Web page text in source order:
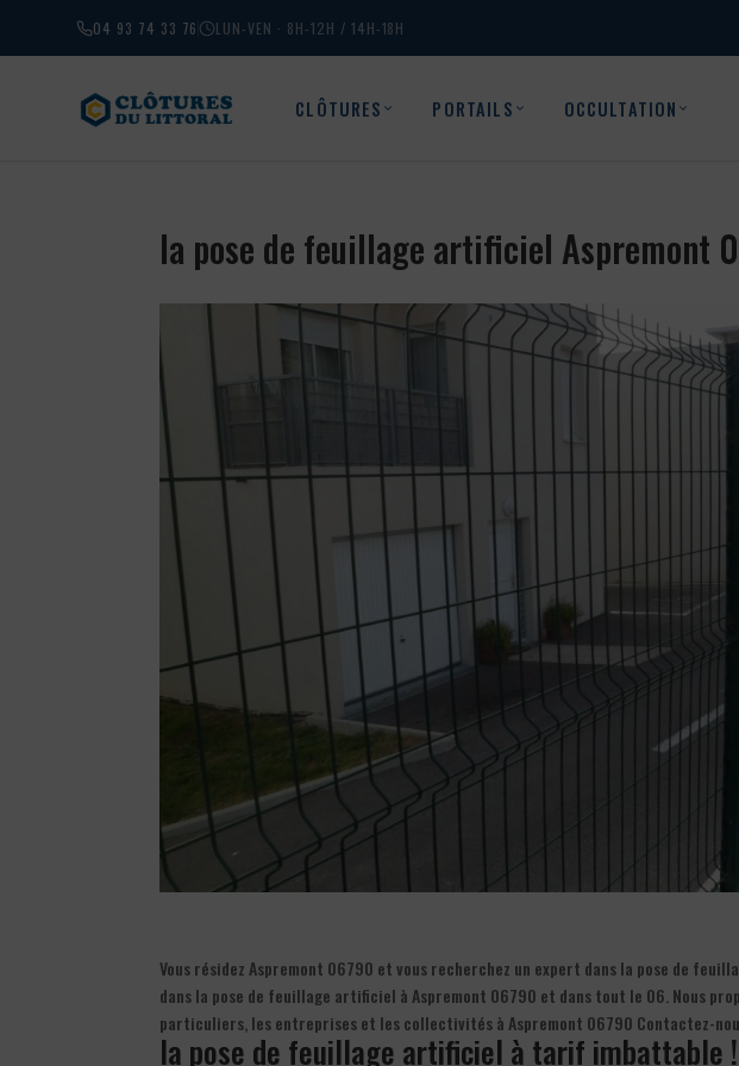
04 93 74 33 76 LUN-VEN · 8H-12H / 14H-18H
CLÔTURES PORTAILS OCCULTATION
la pose de feuillage artificiel Aspremont
Vous résidez Aspremont 06790 et vous recherchez un expert dans la pose de
dans la pose de feuillage artificiel à Aspremont 06790 et dans tout le 06. Nous
particuliers, les entreprises et les collectivités à Aspremont 06790 Contactez-
la pose de feuillage artificiel à tarif imbattable !